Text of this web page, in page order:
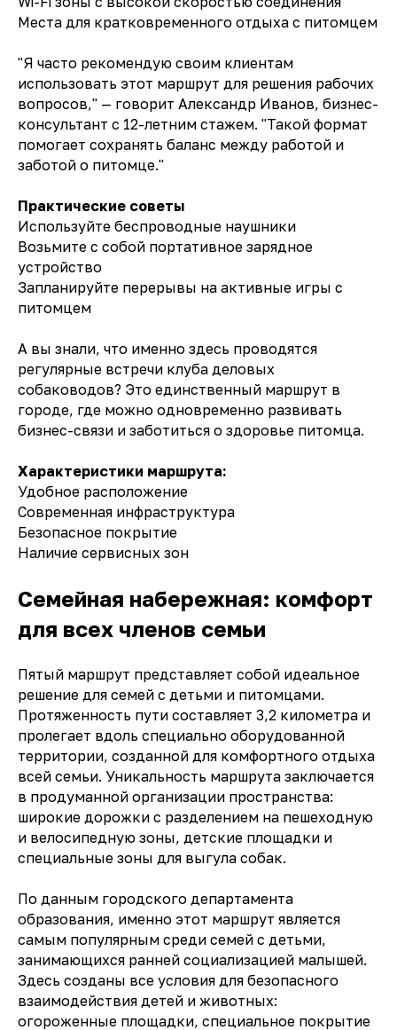
Места для кратковременного отдыха с питомцем
"Я часто рекомендую своим клиентам
использовать этот маршрут для решения рабочих
вопросов," — говорит Александр Иванов, бизнес-
консультант с 12-летним стажем. "Такой формат
помогает сохранять баланс между работой и
заботой о питомце."
Практические советы
Используйте беспроводные наушники
Возьмите с собой портативное зарядное
устройство
Запланируйте перерывы на активные игры с
питомцем
А вы знали, что именно здесь проводятся
регулярные встречи клуба деловых
собаководов? Это единственный маршрут в
городе, где можно одновременно развивать
бизнес-связи и заботиться о здоровье питомца.
Характеристики маршрута:
Удобное расположение
Современная инфраструктура
Безопасное покрытие
Наличие сервисных зон
Семейная набережная: комфорт
для всех членов семьи
Пятый маршрут представляет собой идеальное
решение для семей с детьми и питомцами.
Протяженность пути составляет 3,2 километра и
пролегает вдоль специально оборудованной
территории, созданной для комфортного отдыха
всей семьи. Уникальность маршрута заключается
в продуманной организации пространства:
широкие дорожки с разделением на пешеходную
и велосипедную зоны, детские площадки и
специальные зоны для выгула собак.
По данным городского департамента
образования, именно этот маршрут является
самым популярным среди семей с детьми,
занимающихся ранней социализацией малышей.
Здесь созданы все условия для безопасного
взаимодействия детей и животных:
огороженные площадки, специальное покрытие